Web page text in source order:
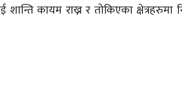
कायम राख्न र तोकिएका क्षेत्रहरुमा